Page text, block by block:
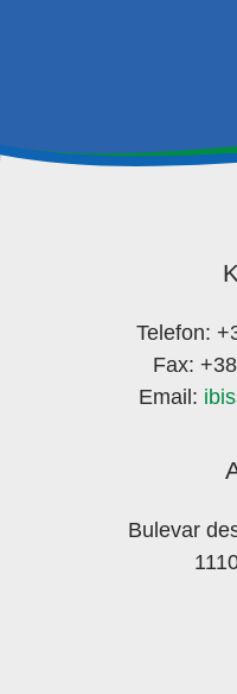
Telefon:
Fax:
Email:
Bulevar